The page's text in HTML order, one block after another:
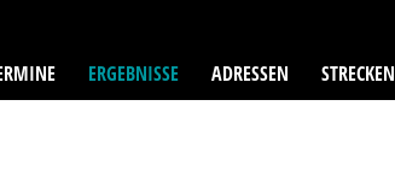
ERGEBNISSE ADRESSEN STRECKEN